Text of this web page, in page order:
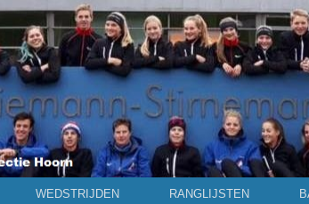
WEDSTRIJDEN RANGLIJSTEN